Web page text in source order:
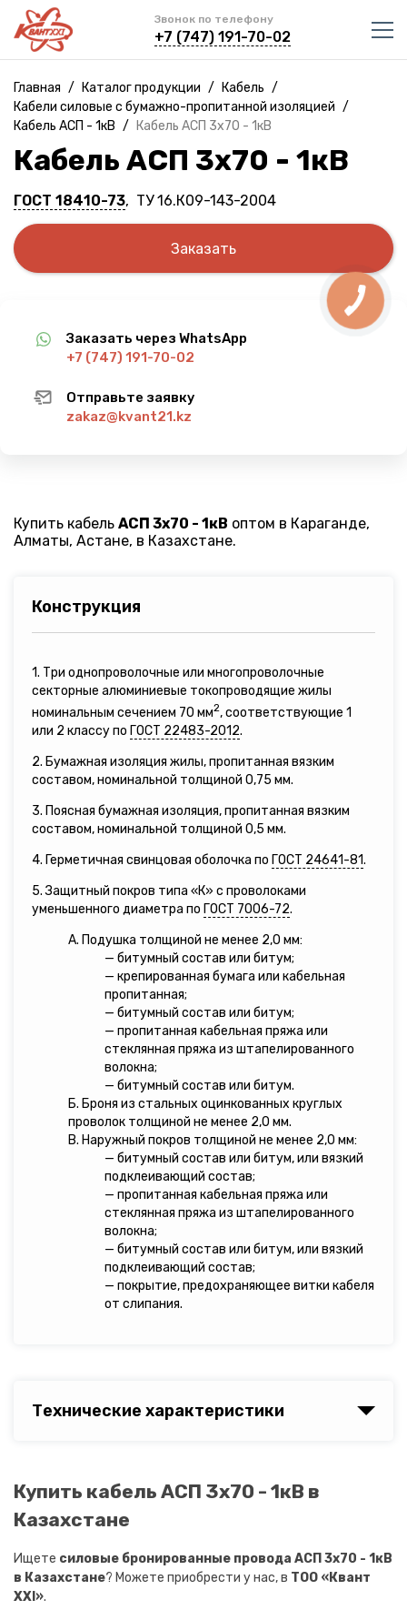
Звонок по телефону
+7 (747) 191-70-02
Главная / Каталог продукции / Кабель /
Кабели силовые с бумажно-пропитанной изоляцией /
Кабель АСП - 1кВ / Кабель АСП 3х70 - 1кВ
Кабель АСП 3х70 - 1кВ
ГОСТ 18410-73, ТУ 16.К09-143-2004
Заказать
Заказать через WhatsApp
+7 (747) 191-70-02
Отправьте заявку
zakaz@kvant21.kz
Купить кабель АСП 3х70 - 1кВ оптом в Караганде,
Алматы, Астане, в Казахстане.
Конструкция
1. Три однопроволочные или многопроволочные
секторные алюминиевые токопроводящие жилы
номинальным сечением 70 мм2, соответствующие 1
или 2 классу по ГОСТ 22483-2012.
2. Бумажная изоляция жилы, пропитанная вязким
составом, номинальной толщиной 0,75 мм.
3. Поясная бумажная изоляция, пропитанная вязким
составом, номинальной толщиной 0,5 мм.
4. Герметичная свинцовая оболочка по ГОСТ 24641-81.
5. Защитный покров типа «К» с проволоками
уменьшенного диаметра по ГОСТ 7006-72.
А. Подушка толщиной не менее 2,0 мм:
— битумный состав или битум;
— крепированная бумага или кабельная
пропитанная;
— битумный состав или битум;
— пропитанная кабельная пряжа или
стеклянная пряжа из штапелированного
волокна;
— битумный состав или битум.
Б. Броня из стальных оцинкованных круглых
проволок толщиной не менее 2,0 мм.
В. Наружный покров толщиной не менее 2,0 мм:
— битумный состав или битум, или вязкий
подклеивающий состав;
— пропитанная кабельная пряжа или
стеклянная пряжа из штапелированного
волокна;
— битумный состав или битум, или вязкий
подклеивающий состав;
— покрытие, предохраняющее витки кабеля
от слипания.
Технические характеристики
Купить кабель АСП 3х70 - 1кВ в
Казахстане
Ищете силовые бронированные провода АСП 3х70 - 1кВ
в Казахстане? Можете приобрести у нас, в ТОО «Квант
XXI».